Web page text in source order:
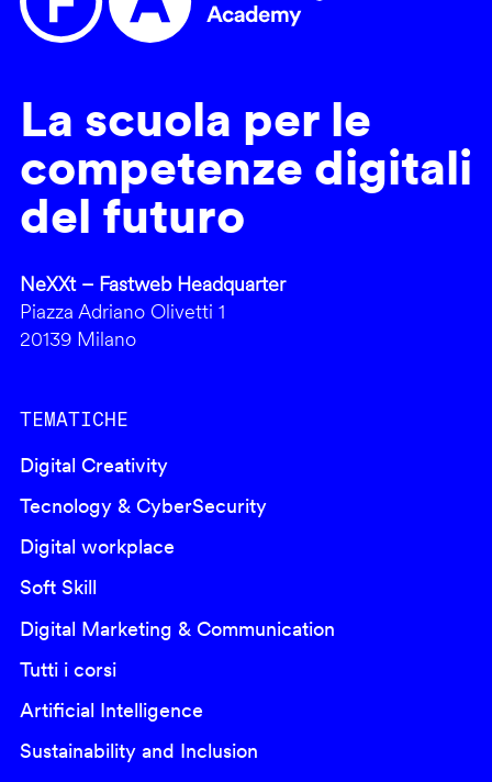
La scuola per le
competenze digitali
del futuro
NeXXt – Fastweb Headquarter
Piazza Adriano Olivetti 1
20139 Milano
TEMATICHE
Digital Creativity
Tecnology & CyberSecurity
Digital workplace
Soft Skill
Digital Marketing & Communication
Tutti i corsi
Artificial Intelligence
Sustainability and Inclusion